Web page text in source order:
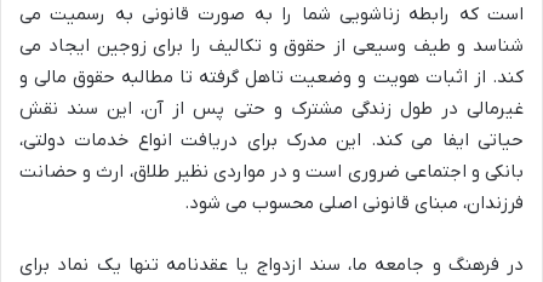
است که رابطه زناشویی شما را به صورت قانونی به رسمیت می
شناسد و طیف وسیعی از حقوق و تکالیف را برای زوجین ایجاد می
کند. از اثبات هویت و وضعیت تاهل گرفته تا مطالبه حقوق مالی و
غیرمالی در طول زندگی مشترک و حتی پس از آن، این سند نقش
حیاتی ایفا می کند. این مدرک برای دریافت انواع خدمات دولتی،
بانکی و اجتماعی ضروری است و در مواردی نظیر طلاق، ارث و حضانت
فرزندان، مبنای قانونی اصلی محسوب می شود.
در فرهنگ و جامعه ما، سند ازدواج یا عقدنامه تنها یک نماد برای